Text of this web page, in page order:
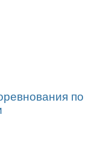
по